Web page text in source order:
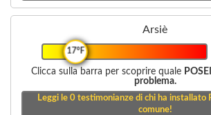
Arsiè
17°F
Clicca sulla barra per scoprire quale
problema.
Leggi le 0testimonianze di chi ha installato
comune!